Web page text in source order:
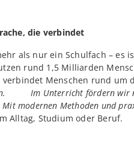
die verbindet
als nur ein Schulfach – es
rund 1,5 Milliarden
verbindet Menschen rund
Im Unterricht fördern wir
modernen Methoden und
Alltag, Studium oder Beruf.